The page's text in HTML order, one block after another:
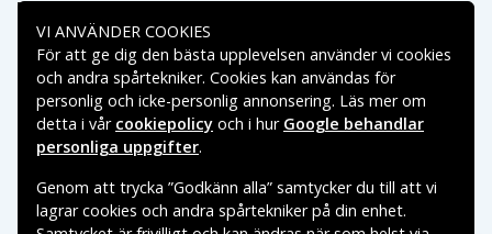
Betalningsalternativ
Leveransalternativ
VI ANVÄNDER COOKIES
För att ge dig den bästa upplevelsen använder vi cookies
och andra spårtekniker. Cookies kan användas för
personlig och icke-personlig annonsering. Läs mer om
detta i vår cookiepolicy och i hur Google behandlar
personliga uppgifter.
Genom att trycka ”Godkänn alla” samtycker du till att vi
lagrar cookies och andra spårtekniker på din enhet.